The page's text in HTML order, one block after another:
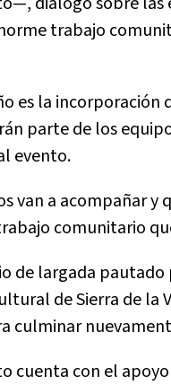
trabajo
es la
parte de los
evento.
van a acompañar y
comunitario
de largada pautado
de Sierra de la
culminar
cuenta con el